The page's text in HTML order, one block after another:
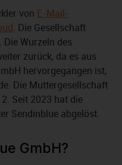
von E-Mail-
. Die Gesellschaft
Wurzeln des
zurück, da es aus
hervorgegangen ist,
Die Muttergesellschaft
Seit 2023 hat die
Sendinblue abgelöst.
GmbH?